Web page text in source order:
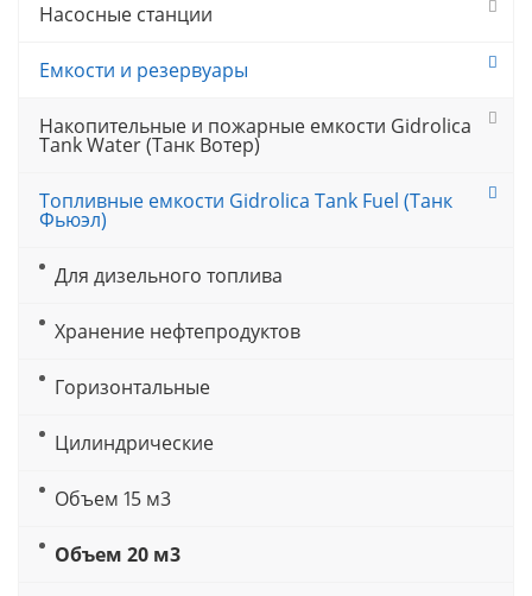
Насосные станции
Емкости и резервуары
Накопительные и пожарные емкости Gidrolica
Tank Water (Танк Вотер)
Топливные емкости Gidrolica Tank Fuel (Танк
Фьюэл)
Для дизельного топлива
Хранение нефтепродуктов
Горизонтальные
Цилиндрические
Объем 15 м3
Объем 20 м3